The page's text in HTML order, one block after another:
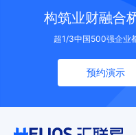
构筑业财融合
超1/3中国500强企业
预约演示